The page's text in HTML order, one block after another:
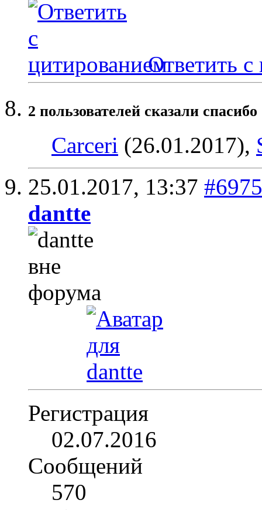
Ответить с
2 пользователей сказали
Carceri (26.01.2017),
25.01.2017, 13:37 #6975
dantte
Регистрация
02.07.2016
Сообщений
570